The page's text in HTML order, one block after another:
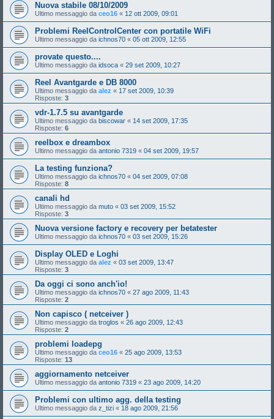
Nuova stabile 08/10/2009
Ultimo messaggio da ceo16 « 12 ott 2009, 09:01
Problemi ReelControlCenter con portatile WiFi
Ultimo messaggio da ichnos70 « 05 ott 2009, 12:55
provate questo....
Ultimo messaggio da idsoca « 29 set 2009, 10:27
Reel Avantgarde e DB 8000
Ultimo messaggio da alez « 17 set 2009, 10:39
Risposte: 3
vdr-1.7.5 su avantgarde
Ultimo messaggio da biscowar « 14 set 2009, 17:35
Risposte: 6
reelbox e dreambox
Ultimo messaggio da antonio 7319 « 04 set 2009, 19:57
La testing funziona?
Ultimo messaggio da ichnos70 « 04 set 2009, 07:08
Risposte: 8
canali hd
Ultimo messaggio da muto « 03 set 2009, 15:52
Risposte: 3
Nuova versione factory e recovery per betatester
Ultimo messaggio da ichnos70 « 03 set 2009, 15:26
Display OLED e Loghi
Ultimo messaggio da alez « 03 set 2009, 13:47
Risposte: 3
Da oggi ci sono anch'io!
Ultimo messaggio da ichnos70 « 27 ago 2009, 11:43
Risposte: 2
Non capisco ( netceiver )
Ultimo messaggio da troglos « 26 ago 2009, 12:43
Risposte: 2
problemi loadepg
Ultimo messaggio da ceo16 « 25 ago 2009, 13:53
Risposte: 13
aggiornamento netceiver
Ultimo messaggio da antonio 7319 « 23 ago 2009, 14:20
Problemi con ultimo agg. della testing
Ultimo messaggio da z_tizi « 18 ago 2009, 21:56